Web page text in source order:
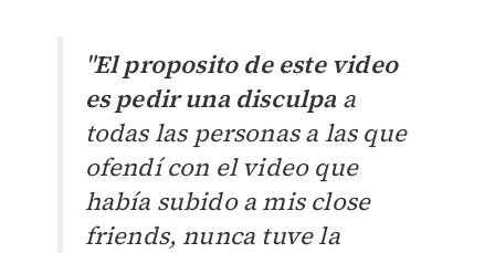
"El proposito de este video
es pedir una disculpaa
todas las personas a las que
ofendí con el video que
había subido a mis close
friends, nunca tuve la